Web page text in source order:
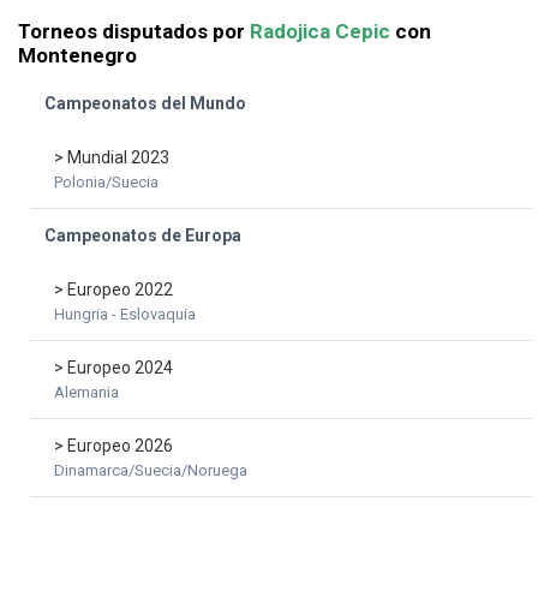
Torneos disputados por Radojica Cepic con
Montenegro
Campeonatos del Mundo
> Mundial 2023
Polonia/Suecia
Campeonatos de Europa
> Europeo 2022
Hungria - Eslovaquia
> Europeo 2024
Alemania
> Europeo 2026
Dinamarca/Suecia/Noruega